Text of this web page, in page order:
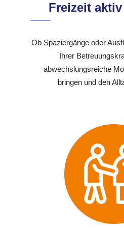
Freizeit
Ob Spaziergänge oder
Ihrer
abwechslungsreiche
bringen und den